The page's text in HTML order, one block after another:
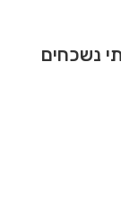
נשכחים